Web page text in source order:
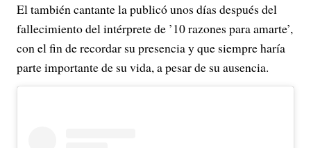
El también cantante la publicó unos días después del
fallecimiento del intérprete de ’10 razones para amarte’,
con el fin de recordar su presencia y que siempre haría
parte importante de su vida, a pesar de su ausencia.